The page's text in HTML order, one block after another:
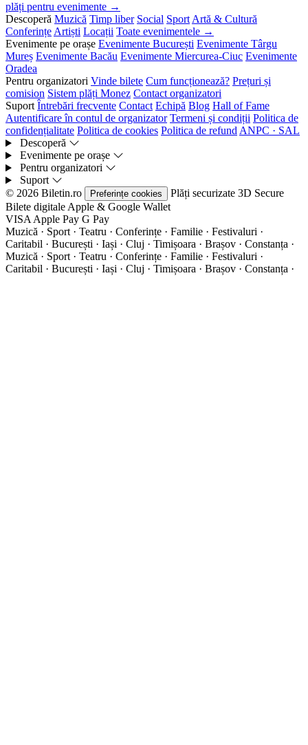
plăți pentru evenimente →
Descoperă Muzică Timp liber Social Sport Artă & Cultură
Conferințe Artiști Locații Toate evenimentele →
Evenimente pe orașe Evenimente București Evenimente Târgu
Mureș Evenimente Bacău Evenimente Miercurea-Ciuc Evenimente
Oradea
Pentru organizatori Vinde bilete Cum funcționează? Prețuri și
comision Sistem plăți Monez Contact organizatori
Suport Întrebări frecvente Contact Echipă Blog Hall of Fame
Autentificare în contul de organizator Termeni și condiții Politica de
confidențialitate Politica de cookies Politica de refund ANPC · SAL
Descoperă
Evenimente pe orașe
Pentru organizatori
Suport
© 2026 Biletin.ro
Preferințe cookies Plăți securizate 3D Secure
Bilete digitale Apple & Google Wallet
VISA Apple Pay G Pay
Muzică · Sport · Teatru · Conferințe · Familie · Festivaluri ·
Caritabil · București · Iași · Cluj · Timișoara · Brașov · Constanța ·
Muzică · Sport · Teatru · Conferințe · Familie · Festivaluri ·
Caritabil · București · Iași · Cluj · Timișoara · Brașov · Constanța ·